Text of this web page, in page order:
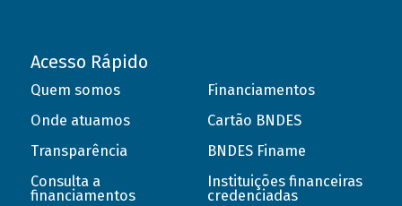
Acesso Rápido
Quem somos
Onde atuamos
Transparência
Consulta a
financiamentos
Financiamentos
Cartão BNDES
BNDES Finame
Instituições financeiras
credenciadas